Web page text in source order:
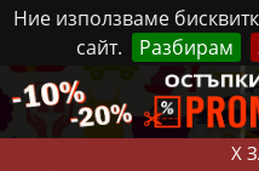
Ние използваме
сайт.
Разбирам
X
Петък, 7 Август,